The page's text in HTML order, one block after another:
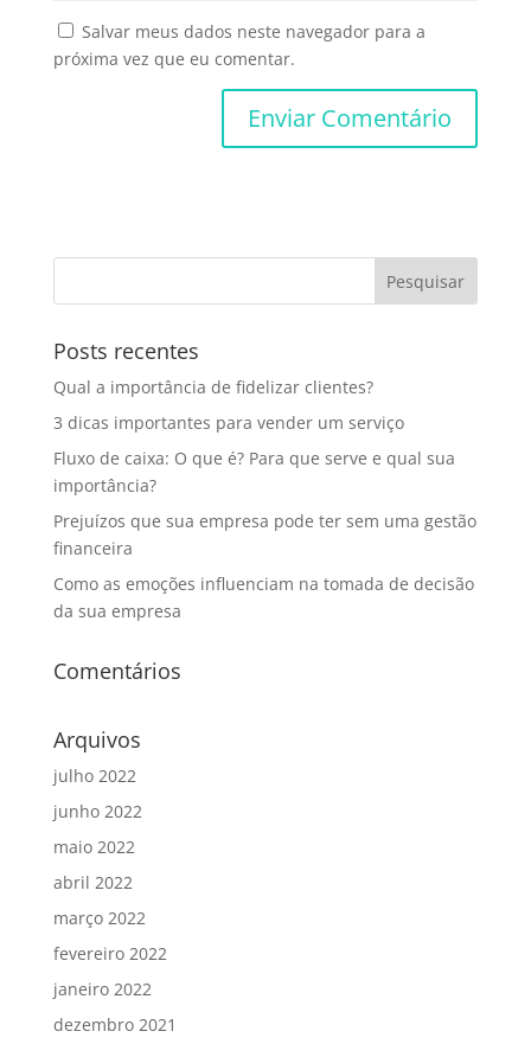
Salvar meus dados neste navegador para a
próxima vez que eu comentar.
Posts recentes
Qual a importância de fidelizar clientes?
3 dicas importantes para vender um serviço
Fluxo de caixa: O que é? Para que serve e qual sua
importância?
Prejuízos que sua empresa pode ter sem uma gestão
financeira
Como as emoções influenciam na tomada de decisão
da sua empresa
Comentários
Arquivos
julho 2022
junho 2022
maio 2022
abril 2022
março 2022
fevereiro 2022
janeiro 2022
dezembro 2021